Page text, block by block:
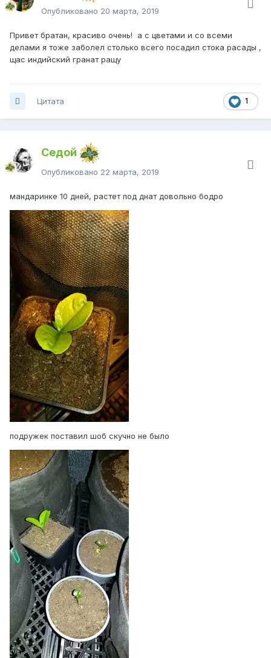
Опубликовано 20 марта, 2019
Привет братан, красиво очень! а с цветами и со всеми
делами я тоже заболел столько всего посадил стока расады ,
щас индийский гранат ращу
1
Цитата
Седой
Опубликовано 22 марта, 2019
мандаринке 10 дней, растет под днат довольно бодро
подружек поставил шоб скучно не было